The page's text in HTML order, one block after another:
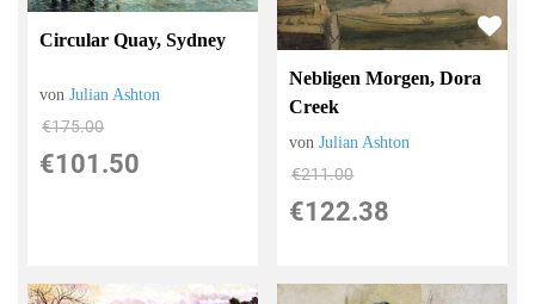
Circular Quay, Sydney
vonJulian Ashton
€175.00
€101.50
Nebligen Morgen, Dora
Creek
vonJulian Ashton
€211.00
€122.38